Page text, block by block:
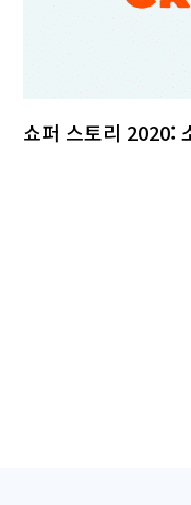
쇼퍼 스토리 2020: